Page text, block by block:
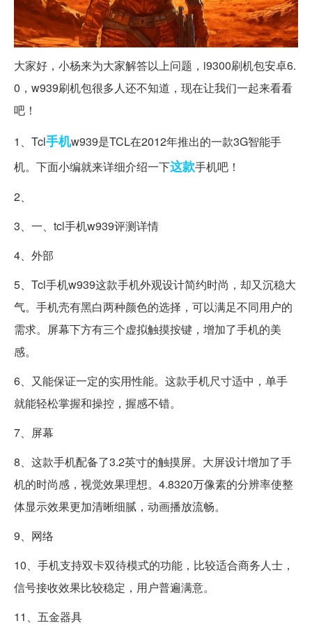
大家好，小杨来为大家解答以上问题，i9300刷机包安卓6.
0，w939刷机包很多人还不知道，现在让我们一起来看看
吧！
1、Tcl手机w939是TCL在2012年推出的一款3G智能手
机。下面小编就来详细介绍一下这款手机吧！
2、
3、一、tcl手机w939评测详情
4、外部
5、Tcl手机w939这款手机外观设计简约时尚，却又沉稳大
气。手机壳有黑白两种颜色的选择，可以满足不同用户的
需求。屏幕下方有三个虚拟触摸按键，增加了手机的美
感。
6、又能保证一定的实用性能。这款手机尺寸适中，单手
就能轻松掌握和操控，握感不错。
7、屏幕
8、这款手机配备了3.2英寸的触摸屏。大屏设计增加了手
机的时尚感，视觉效果理想。4.8320万像素的分辨率使整
体显示效果更加清晰细腻，动画播放流畅。
9、网络
10、手机支持双卡双待模式的功能，比较适合商务人士，
信号接收效果比较稳定，用户普遍满意。
11、五金器具